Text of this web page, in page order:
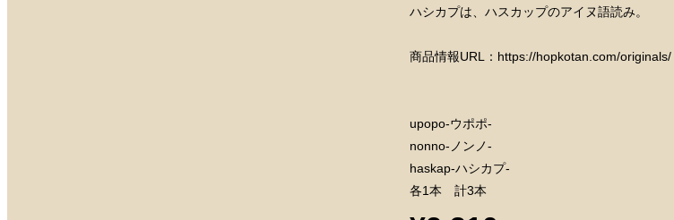
ハシカプは、ハスカップのアイヌ語読み。
商品情報URL： https://hopkotan.com/originals/
upopo-ウポポ-
nonno-ノンノ-
haskap-ハシカプ-
各1本 計3本